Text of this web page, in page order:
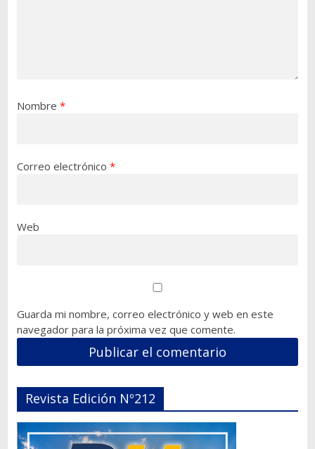
Nombre *
Correo electrónico *
Web
Guarda mi nombre, correo electrónico y web en este
navegador para la próxima vez que comente.
Revista Edición Nº212